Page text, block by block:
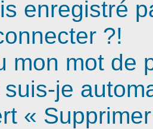
enregistré
?!
mon mot de
je
«